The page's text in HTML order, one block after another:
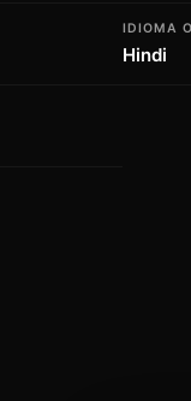
IDIOMA
Hindi